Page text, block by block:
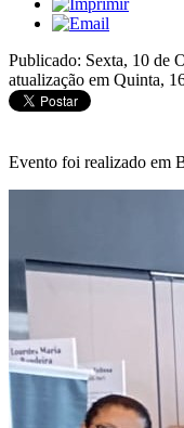
Publicado: Sexta, 10 de
atualização em Quinta,
Evento foi realizado em